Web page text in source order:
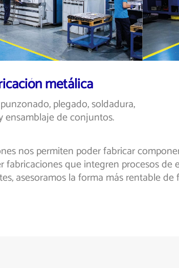
metálica
plegado, soldadura,
ensamblaje de conjuntos.
nos permiten poder fabricar
fabricaciones que integren procesos de
asesoramos la forma más rentable